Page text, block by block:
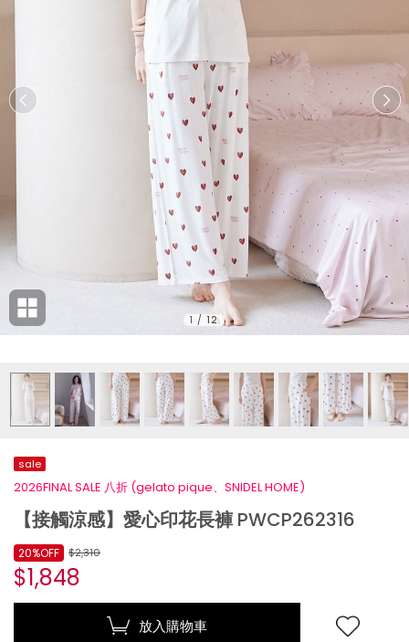
1 / 12
sale
2026FINAL SALE 八折 (gelato pique、SNIDEL HOME)
【接觸涼感】愛心印花長褲 PWCP262316
$2,310
$1,848
20%OFF
放入購物車